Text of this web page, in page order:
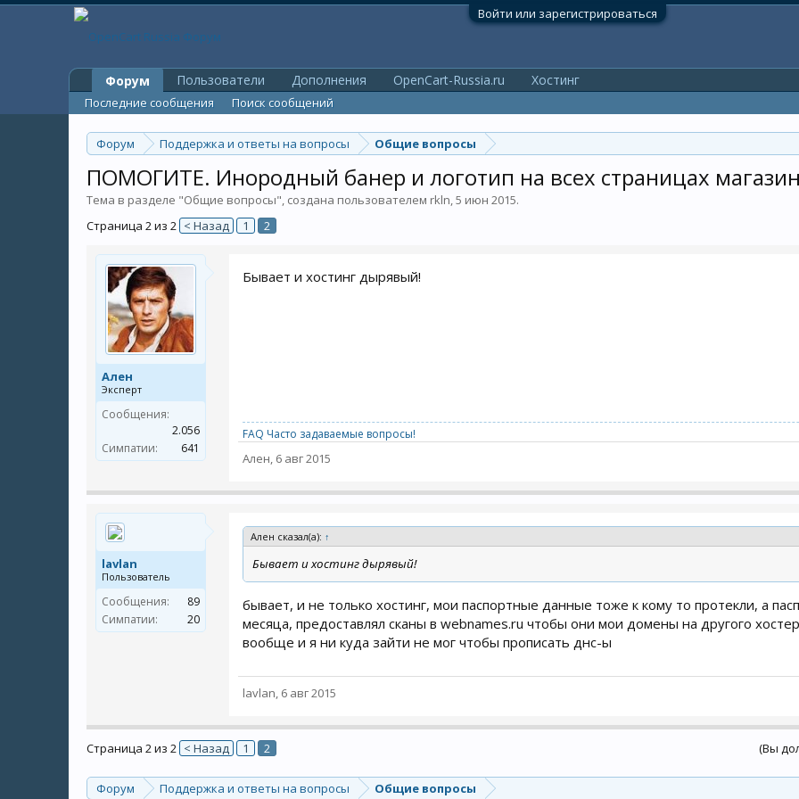
Войти или зарегистрироваться
Форум Поддержка и ответы на вопросы Общие вопросы
ПОМОГИТЕ. Инородный банер и логотип на всех страницах
Тема в разделе "Общие вопросы", создана пользователем rkln,5 июн 2015.
Страница 2 из 2 < Назад 1 2
Ален
Эксперт
Сообщения:
2.056
Симпатии:
641
Бывает и хостинг дырявый!
FAQ Часто задаваемые вопросы!
Ален, 6 авг 2015
lavlan
Пользователь
Сообщения:
89
Симпатии:
20
Ален сказал(а): ↑
Бывает и хостинг дырявый!
бывает, и не только хостинг, мои паспортные данные тоже к кому то протекли, а
месяца, предоставлял сканы в webnames.ru чтобы они мои домены на другого
вообще и я ни куда зайти не мог чтобы прописать днс-ы
lavlan, 6 авг 2015
(Вы
Страница 2 из 2 < Назад 1 2
Форум Поддержка и ответы на вопросы Общие вопросы
Форум
Последние сообщения Поиск сообщений
Пользователи Дополнения OpenCart-Russia.ru Хостинг